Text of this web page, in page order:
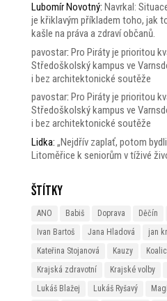
Lubomír Novotný: Navrkal:
je křiklavým příkladem toho, jak
kašle na práva a zdraví občanů.
pavostar: Pro Piráty je prioritou
Středoškolský kampus ve
i bez architektonické soutěže
pavostar: Pro Piráty je prioritou
Středoškolský kampus ve
i bez architektonické soutěže
Lidka: „Nejdřív zaplať, potom
Litoměřice k seniorům v tíživé
Štítky
ANO Babiš Doprava Děčín
Ivan Bartoš
Jana Hladová jan
Kateřina Stojanová
Kauzy
Krajská zdravotní
Krajské volby
Lukáš Blažej
Lukáš Ryšavý